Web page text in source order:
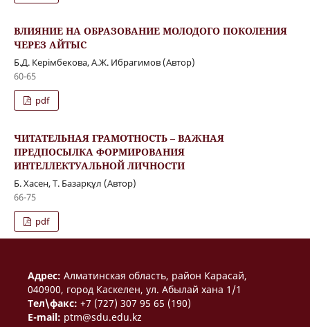
ВЛИЯНИЕ НА ОБРАЗОВАНИЕ МОЛОДОГО ПОКОЛЕНИЯ
ЧЕРЕЗ АЙТЫС
Б.Д. Керімбекова, А.Ж. Ибрагимов (Автор)
60-65
pdf
ЧИТАТЕЛЬНАЯ ГРАМОТНОСТЬ – ВАЖНАЯ
ПРЕДПОСЫЛКА ФОРМИРОВАНИЯ
ИНТЕЛЛЕКТУАЛЬНОЙ ЛИЧНОСТИ
Б. Хасен, Т. Базарқұл (Автор)
66-75
pdf
Aдрес: Алматинская область, район Карасай,
040900, город Каскелен, ул. Абылай хана 1/1
Тел\факс: +7 (727) 307 95 65 (190)
E-mail: ptm@sdu.edu.kz